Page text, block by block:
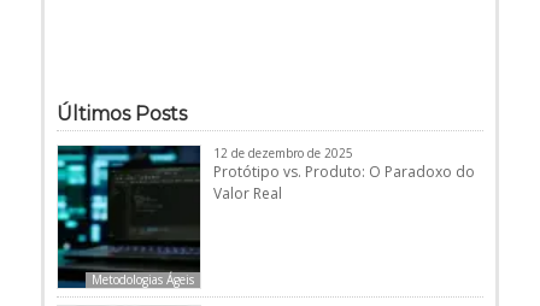
Últimos Posts
Metodologias Ágeis
12 de dezembro de 2025
Protótipo vs. Produto: O Paradoxo do
Valor Real